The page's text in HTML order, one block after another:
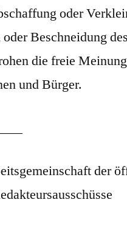
oder
Beschneidung des
die freie
und Bürger.
der